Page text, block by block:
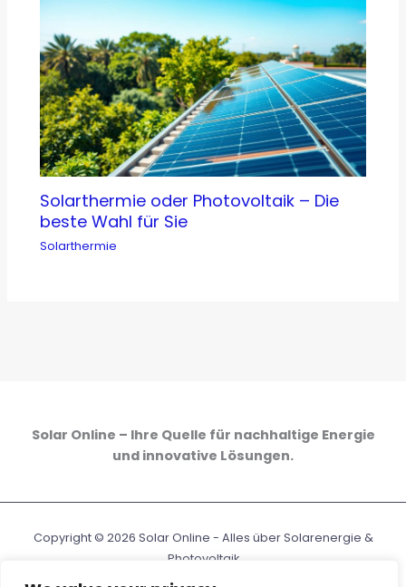
Solarthermie oder Photovoltaik – Die
beste Wahl für Sie
Solarthermie
Solar Online – Ihre Quelle für nachhaltige Energie
und innovative Lösungen.
Copyright © 2026 Solar Online - Alles über Solarenergie &
Photovoltaik